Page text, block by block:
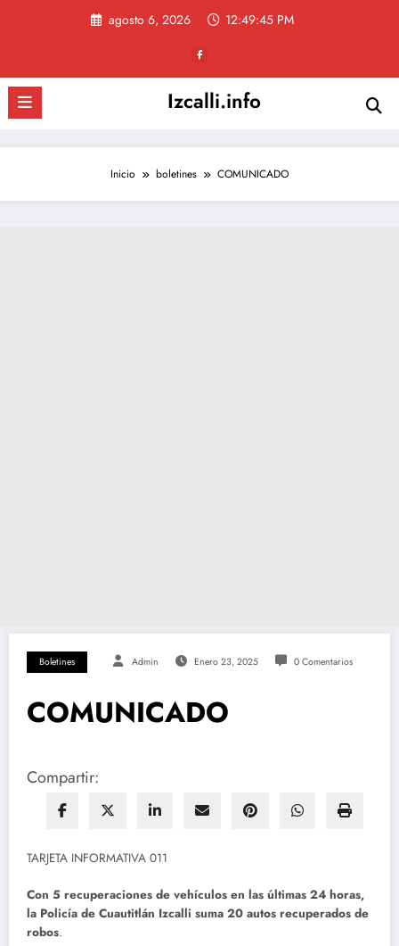
agosto 6, 2026 12:49:46 PM
Izcalli.info
Inicio boletines COMUNICADO
Boletines Admin Enero 23, 2025 0 Comentarios
COMUNICADO
Compartir:
TARJETA INFORMATIVA 011
Con 5 recuperaciones de vehículos en las últimas 24 horas,
la Policía de Cuautitlán Izcalli suma 20 autos recuperados de
robos.